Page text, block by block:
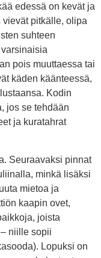
edessä on kevät ja
pitkälle, olipa
suhteen
pois muuttaessa tai
käden käänteessä,
Kodin
jos se tehdään
ja kuratahrat
Seuraavaksi pinnat
minkä lisäksi
mietoa ja
kaapin ovet,
joista
niille sopii
Lopuksi on